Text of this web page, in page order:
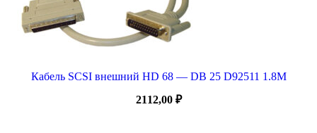
Кабель SCSI внешний HD 68 — DB 25 D92511 1.8M
2112,00 ₽